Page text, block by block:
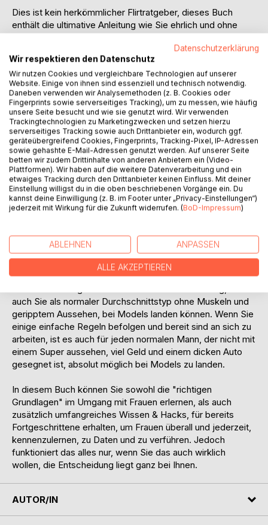
Dies ist kein herkömmlicher Flirtratgeber, dieses Buch
enthält die ultimative Anleitung wie Sie ehrlich und ohne
Ihres natürlichen Charmes, echte Traumfrauen von sich
begeistern können.
Dieses Buch gibt Ihnen Soforthilfe dabei:
- Die Grundregeln im Umgang mit Frauen
- Die Vermeidung der häufigsten Fehler
- Die Entwicklung Ihres Selbstbewusstseins
- Detaillierte Schritt-Für-Schritt Anleitungen
- Das Ansprechen und kennenlernen von Frauen, in jeder
nur denkbaren Situation
- Telefonnummern, Insta, Facebook zu bekommen
- Eine Anleitung für perfekte Dates
- Die Frau(en) zu verführen und Sex zu bekommen
- Eine ganzheitliche Strategie vom Ansprechen bis zum
Sie wollten schon immer Mal ein Model, als
Sexualpartnerin, Affäre oder Sie gar als Freundin
gewinnen? Im enthaltenen Bonuskapitel "Wie man bei
auch Sie als normaler Durchschnittstyp ohne Muskeln und
geripptem Aussehen, bei Models landen können. Wenn Sie
einige einfache Regeln befolgen und bereit sind an sich zu
arbeiten, ist es auch für jeden normalen Mann, der nicht mit
einem Super aussehen, viel Geld und einem dicken Auto
gesegnet ist, absolut möglich bei Models zu landen.
In diesem Buch können Sie sowohl die "richtigen
Grundlagen" im Umgang mit Frauen erlernen, als auch
zusätzlich umfangreiches Wissen & Hacks, für bereits
Fortgeschrittene erhalten, um Frauen überall und jederzeit,
kennenzulernen, zu Daten und zu verführen. Jedoch
funktioniert das alles nur, wenn Sie das auch wirklich
wollen, die Entscheidung liegt ganz bei Ihnen.
AUTOR/IN
Datenschutzerklärung
Wir respektieren den Datenschutz
Wir nutzen Cookies und vergleichbare Technologien auf unserer
Website. Einige von ihnen sind essenziell und technisch notwendig.
Daneben verwenden wir Analysemethoden (z. B. Cookies oder
Fingerprints sowie serverseitiges Tracking), um zu messen, wie häufig
unsere Seite besucht und wie sie genutzt wird. Wir verwenden
Trackingtechnologien zu Marketingzwecken und setzen hierzu
serverseitiges Tracking sowie auch Drittanbieter ein, wodurch ggf.
geräteübergreifend Cookies, Fingerprints, Tracking-Pixel, IP-Adressen
sowie gehashte E-Mail-Adressen genutzt werden. Auf unserer Seite
betten wir zudem Drittinhalte von anderen Anbietern ein (Video-
Plattformen). Wir haben auf die weitere Datenverarbeitung und ein
etwaiges Tracking durch den Drittanbieter keinen Einfluss. Mit deiner
Einstellung willigst du in die oben beschriebenen Vorgänge ein. Du
kannst deine Einwilligung (z. B. im Footer unter „Privacy-Einstellungen“)
jederzeit mit Wirkung für die Zukunft widerrufen. (BoD-Impressum)
ABLEHNEN ANPASSEN
ALLE AKZEPTIEREN